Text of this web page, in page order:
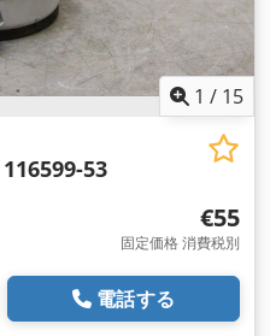
1 / 15
116599-53
€55
固定価格 消費税別
電話する